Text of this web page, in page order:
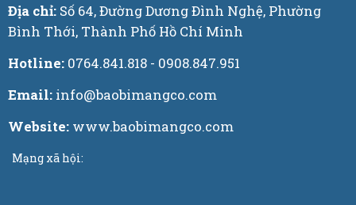
Địa chỉ: Số 64, Đường Dương Đình Nghệ, Phường
Bình Thới, Thành Phố Hồ Chí Minh
Hotline: 0764.841.818 - 0908.847.951
Email: info@baobimangco.com
Website: www.baobimangco.com
Mạng xã hội: